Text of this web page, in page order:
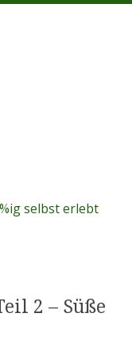
selbst erlebt
2 – Süße